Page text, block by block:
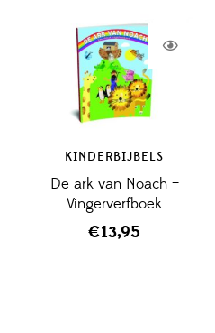
KINDERBIJBELS
De ark van Noach –
Vingerverfboek
€13,95